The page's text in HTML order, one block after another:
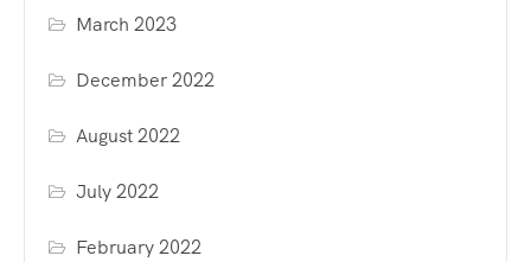
March 2023
December 2022
August 2022
July 2022
February 2022